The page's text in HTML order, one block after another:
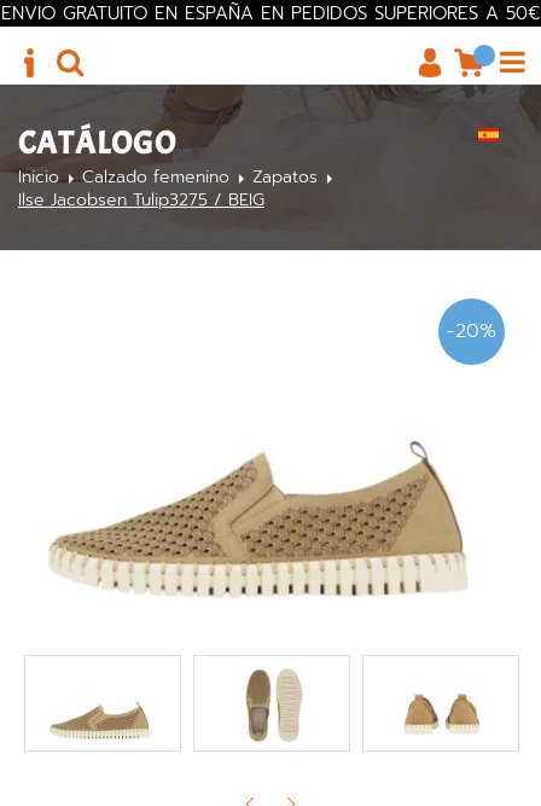
ENVIO GRATUITO EN ESPAÑA EN PEDIDOS SUPERIORES A 50€
CATÁLOGO
Inicio Calzado femenino
Zapatos
Ilse Jacobsen Tulip3275 / BEIG
-20%